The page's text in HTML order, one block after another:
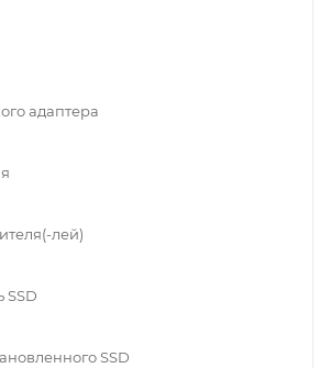
адаптера
лей)
SSD
SSD